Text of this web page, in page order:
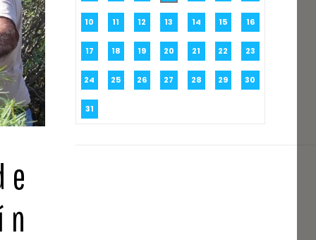
10 11 12 13 14 15 16
17 18 19 20 21 22 23
24 25 26 27 28 29 30
31